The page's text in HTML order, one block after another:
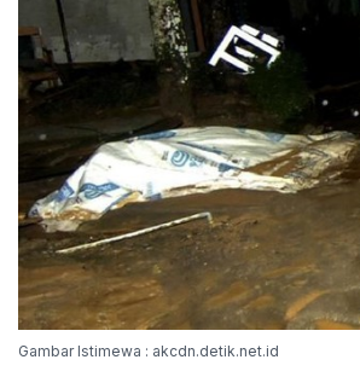
Gambar Istimewa : akcdn.detik.net.id